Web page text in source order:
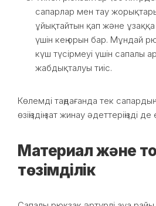
сапарлар мен тау
ұйықтайтын қап және ұзаққа
үшін кең орын бар. Мұндай
күш түсірмеуі үшін сапалы
жабдықталуы тиіс.
Көлемді таңдағанда тек
өзіңіздің зат жинау әдеттеріңізді
Материал және
төзімділік